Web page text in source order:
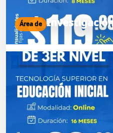
Área de Investigación